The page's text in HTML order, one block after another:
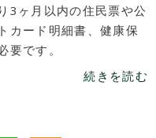
3ヶ月以内の住民票や公
カード明細書、健康保
要です。
続きを読む